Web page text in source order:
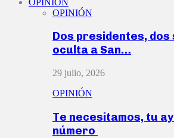
OPINIÓN
Dos presidentes, dos
oculta a San…
29 julio, 2026
OPINIÓN
Te necesitamos, tu
número